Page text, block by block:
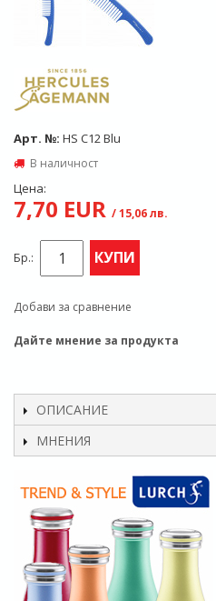
Арт. №: HS C12 Blu
В наличност
Цена:
7,70 EUR / 15,06 лв.
Бр.: КУПИ
Добави за сравнение
Дайте мнение за продукта
ОПИСАНИЕ
МНЕНИЯ